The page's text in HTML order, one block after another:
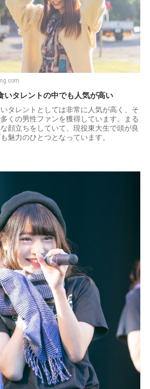
いタレントの中でも人気が高い
タレントとしては非常に人気が高く、そ
くの男性ファンを獲得しています。まる
顔立ちをしていて、現役東大生で頭が良
魅力のひとつとなっています。